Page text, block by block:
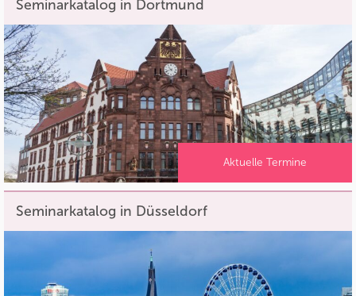
Seminarkatalog in Dortmund
Aktuelle Termine
Seminarkatalog in Düsseldorf